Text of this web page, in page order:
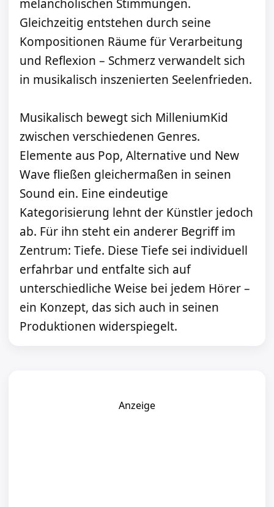
melancholischen Stimmungen.
Gleichzeitig entstehen durch seine
Kompositionen Räume für Verarbeitung
und Reflexion – Schmerz verwandelt sich
in musikalisch inszenierten Seelenfrieden.
Musikalisch bewegt sich MilleniumKid
zwischen verschiedenen Genres.
Elemente aus Pop, Alternative und New
Wave fließen gleichermaßen in seinen
Sound ein. Eine eindeutige
Kategorisierung lehnt der Künstler jedoch
ab. Für ihn steht ein anderer Begriff im
Zentrum: Tiefe. Diese Tiefe sei individuell
erfahrbar und entfalte sich auf
unterschiedliche Weise bei jedem Hörer –
ein Konzept, das sich auch in seinen
Produktionen widerspiegelt.
Anzeige